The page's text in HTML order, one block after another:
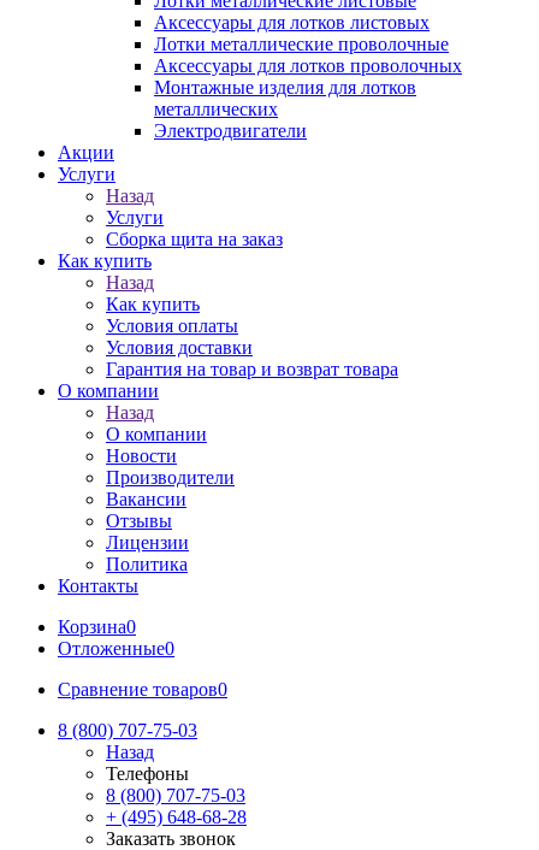
Аксессуары для лотков листовых
Лотки металлические проволочные
Аксессуары для лотков проволочных
Монтажные изделия для лотков
металлических
Электродвигатели
Акции
Услуги
Назад
Услуги
Сборка щита на заказ
Как купить
Назад
Как купить
Условия оплаты
Условия доставки
Гарантия на товар и возврат товара
О компании
Назад
О компании
Новости
Производители
Вакансии
Отзывы
Лицензии
Политика
Контакты
Корзина0
Отложенные0
Сравнение товаров0
8 (800) 707-75-03
Назад
Телефоны
8 (800) 707-75-03
+ (495) 648-68-28
Заказать звонок